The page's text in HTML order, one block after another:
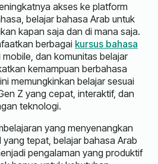
akses ke platform
belajar bahasa Arab untuk
kapan saja dan di mana saja.
berbagai kursus bahasa
mobile, dan komunitas belajar
kemampuan berbahasa
memungkinkan belajar sesuai
Z yang cepat, interaktif, dan
teknologi.
yang menyenangkan
tepat, belajar bahasa Arab
pengalaman yang produktif